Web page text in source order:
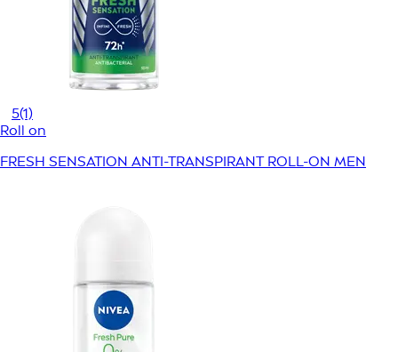
5(1)
Roll on
FRESH SENSATION ANTI-TRANSPIRANT ROLL-ON MEN